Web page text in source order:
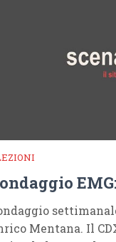
Mentana. Il